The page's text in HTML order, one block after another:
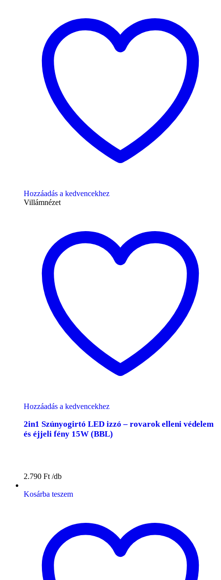
Hozzáadás a kedvencekhez
Villámnézet
Hozzáadás a kedvencekhez
2in1 Szúnyogirtó LED izzó – rovarok elleni védelem
és éjjeli fény 15W (BBL)
2.790 Ft
Kosárba teszem